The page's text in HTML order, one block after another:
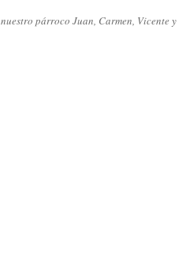
párroco Juan, Carmen, Vicente y